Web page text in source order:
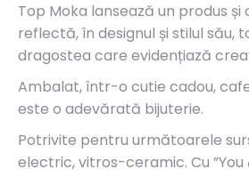
Top Moka lansează un produs și
reflectă, în designul și stilul său,
dragostea care evidențiază
Ambalat, într-o cutie cadou,
este o adevărată bijuterie.
Potrivite pentru următoarele
electric, vitros-ceramic. Cu ”You